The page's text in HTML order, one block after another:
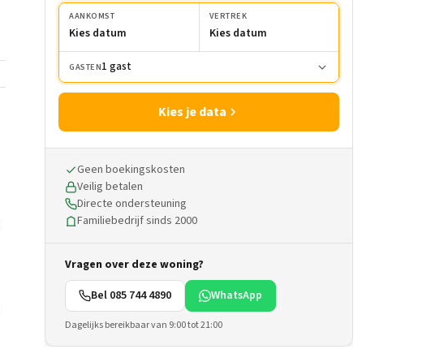
AANKOMST
Kies datum
VERTREK
Kies datum
GASTEN1 gast
Kies je data
Geen boekingskosten
Veilig betalen
Directe ondersteuning
Familiebedrijf sinds 2000
Vragen over deze woning?
Bel 085 744 4890
WhatsApp
Dagelijks bereikbaar van 9:00 tot 21:00